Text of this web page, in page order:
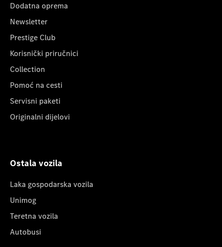
Dodatna oprema
Newsletter
Prestige Club
Korisnički priručnici
Collection
Pomoć na cesti
Servisni paketi
Originalni dijelovi
Ostala vozila
Laka gospodarska vozila
Unimog
Teretna vozila
Autobusi